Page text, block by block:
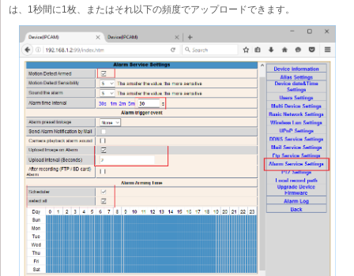
は、1秒間に1枚、またはそれ以下の頻度でアップロードできます。